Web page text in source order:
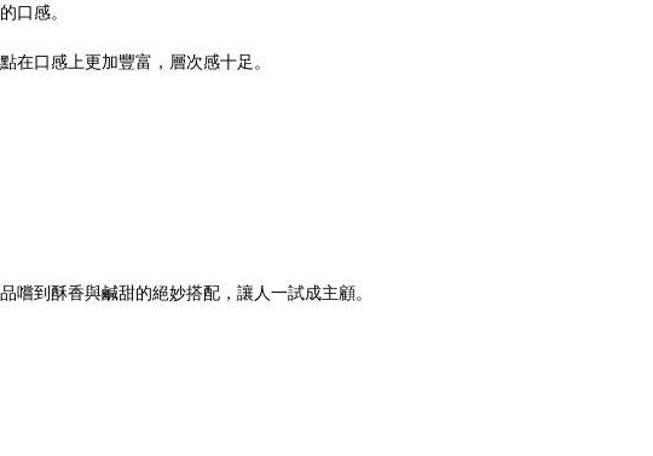
口感。
在口感上更加豐富，層次感十足。
到酥香與鹹甜的絕妙搭配，讓人一試成主顧。